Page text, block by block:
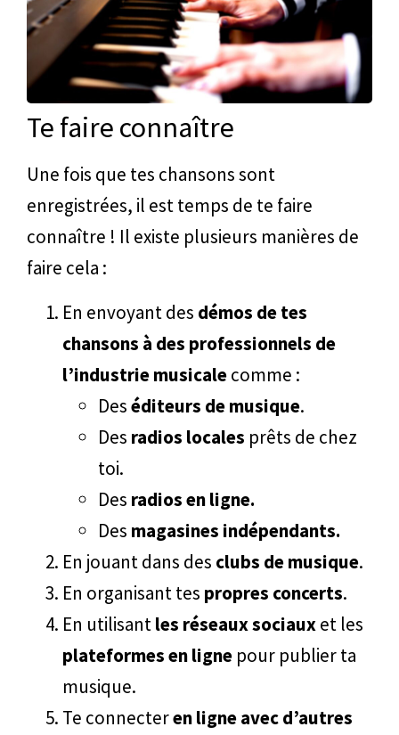
Te faire connaître
Une fois que tes chansons sont
enregistrées, il est temps de te faire
connaître ! Il existe plusieurs manières de
faire cela :
En envoyant des démos de tes
chansons à des professionnels de
l’industrie musicalecomme :
Deséditeurs de musique.
Des radios locales prêts de chez
toi.
Des radios en ligne.
Des magasines indépendants.
En jouant dans des clubs de musique.
En organisant tes propres concerts.
En utilisantles réseaux sociauxet les
plateformes en ligne pour publier ta
musique.
Te connecteren ligne avec d’autres